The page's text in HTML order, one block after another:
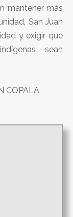
mantener más
San Juan
y exigir que
sean
COPALA